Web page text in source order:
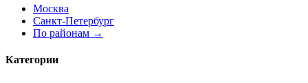
Москва
Санкт-Петербург
По районам →
Категории